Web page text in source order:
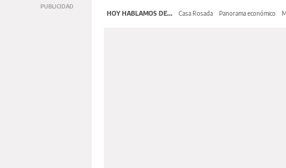
HOY HABLAMOS DE... Casa Rosada Panorama económico